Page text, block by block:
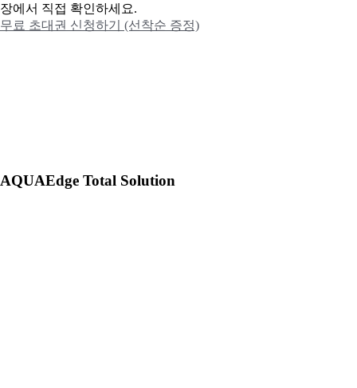
장에서 직접 확인하세요.
무료 초대권 신청하기 (선착순 증정)
AQUAEdge Total Solution